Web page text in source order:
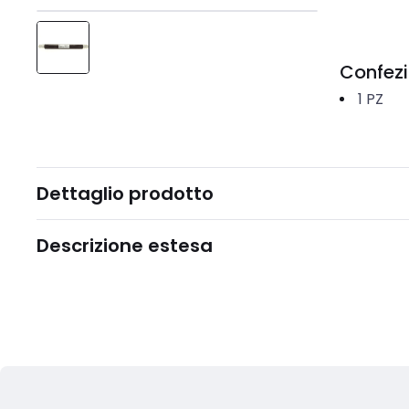
1 PZ
Dettaglio prodotto
Descrizione estesa